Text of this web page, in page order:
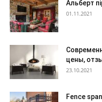
Альберт
01.11.2021
цены,
23.10.2021
Fence